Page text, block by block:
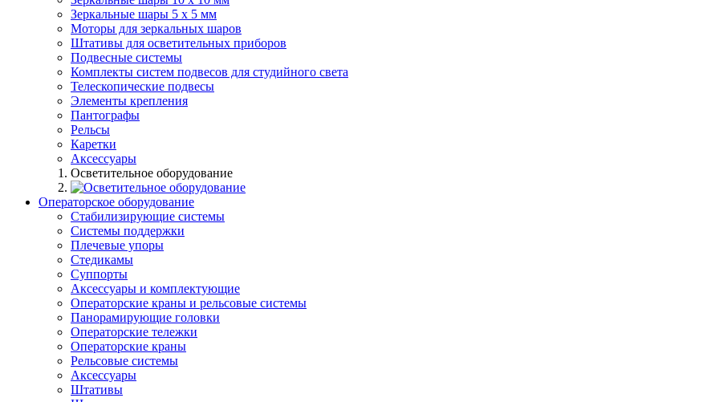
Зеркальные шары 5 х 5 мм
Моторы для зеркальных шаров
Штативы для осветительных приборов
Подвесные системы
Комплекты систем подвесов для студийного света
Телескопические подвесы
Элементы крепления
Пантографы
Рельсы
Каретки
Аксессуары
Осветительное оборудование
Операторское оборудование
Стабилизирующие системы
Системы поддержки
Плечевые упоры
Стедикамы
Суппорты
Аксессуары и комплектующие
Операторские краны и рельсовые системы
Панорамирующие головки
Операторские тележки
Операторские краны
Рельсовые системы
Аксессуары
Штативы